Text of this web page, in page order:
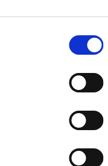
35.3
KB
41.74